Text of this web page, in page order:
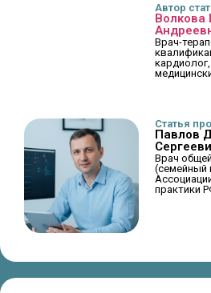
Автор
Волкова
Врач-
Статья
Павлов
Врач
(семейный
практики